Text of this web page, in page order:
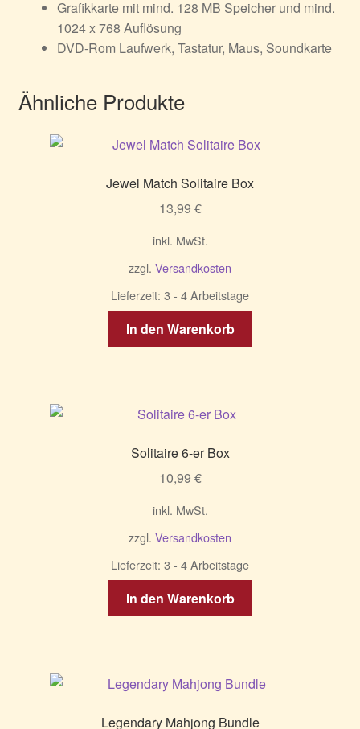
Grafikkarte mit mind. 128 MB Speicher und mind.
1024 x 768 Auflösung
DVD-Rom Laufwerk, Tastatur, Maus, Soundkarte
Ähnliche Produkte
Jewel Match Solitaire Box
13,99 €
inkl. MwSt.
zzgl. Versandkosten
Lieferzeit: 3 - 4 Arbeitstage
In den Warenkorb
Solitaire 6-er Box
10,99 €
inkl. MwSt.
zzgl. Versandkosten
Lieferzeit: 3 - 4 Arbeitstage
In den Warenkorb
Legendary Mahjong Bundle